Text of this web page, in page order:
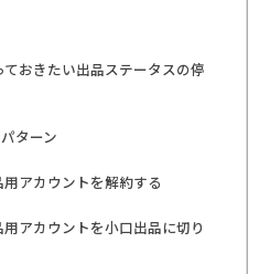
おきたい出品ステータスの停
ターン
アカウントを解約する
アカウントを小口出品に切り